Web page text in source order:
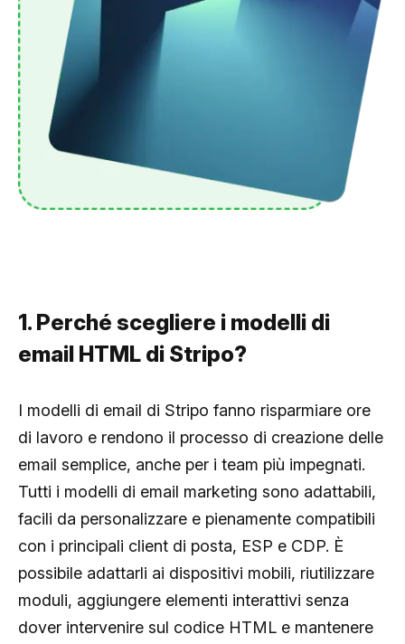
1. Perché scegliere i modelli di
email HTML di Stripo?
I modelli di email di Stripo fanno risparmiare ore
di lavoro e rendono il processo di creazione delle
email semplice, anche per i team più impegnati.
Tutti i modelli di email marketing sono adattabili,
facili da personalizzare e pienamente compatibili
con i principali client di posta, ESP e CDP. È
possibile adattarli ai dispositivi mobili, riutilizzare
moduli, aggiungere elementi interattivi senza
dover intervenire sul codice HTML e mantenere